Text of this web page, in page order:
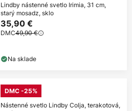
Lindby nástenné svetlo Irimia, 31 cm,
starý mosadz, sklo
35,90 €
DMC49,90 €
Na sklade
DMC -25%
Nástenné svetlo Lindby Colja, terakotová,